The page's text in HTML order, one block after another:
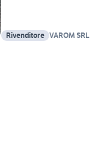
Rivenditore VAROM SRL